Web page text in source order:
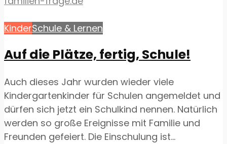
KinderSchule & Lernen
Auf die Plätze, fertig, Schule!
Auch dieses Jahr wurden wieder viele
Kindergartenkinder für Schulen angemeldet und
dürfen sich jetzt ein Schulkind nennen. Natürlich
werden so große Ereignisse mit Familie und
Freunden gefeiert. Die Einschulung ist...